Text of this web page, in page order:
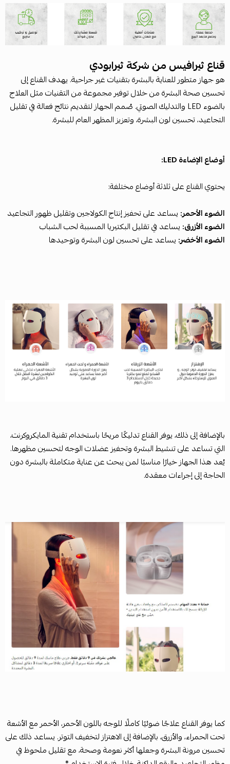
قناع ثيرافيس من شركة ثيرابودي
هو جهاز متطور للعناية بالبشرة بتقنيات غير جراحية. يهدف القناع إلى
تحسين صحة البشرة من خلال توفير مجموعة من التقنيات مثل العلاج
بالضوء LED والتدليك الصوتي. صُمم الجهاز لتقديم نتائج فعالة في تقليل
التجاعيد، تحسين لون البشرة، وتعزيز المظهر العام للبشرة.
أوضاع الإضاءة LED:
يحتوي القناع على ثلاثة أوضاع مختلفة:
الضوء الأحمر: يساعد على تحفيز إنتاج الكولاجين وتقليل ظهور التجاعيد
الضوء الأزرق: يساعد في تقليل البكتيريا المسببة لحب الشباب
الضوء الأخضر: يساعد على تحسين لون البشرة وتوحيدها
بالإضافة إلى ذلك، يوفر القناع تدليكًا مريحًا باستخدام تقنية المايكروكرنت،
التي تساعد على تنشيط البشرة وتحفيز عضلات الوجه لتحسين مظهرها.
يُعد هذا الجهاز خيارًا مناسبًا لمن يبحث عن عناية متكاملة بالبشرة دون
الحاجة إلى إجراءات معقدة.
كما يوفر القناع علاجًا ضوئيًا كاملًا للوجه باللون الأحمر، الأحمر مع الأشعة
تحت الحمراء، والأزرق، بالإضافة إلى الاهتزاز لتخفيف التوتر. يساعد ذلك على
تحسين مرونة البشرة وجعلها أكثر نعومة وصحة، مع تقليل ملحوظ في